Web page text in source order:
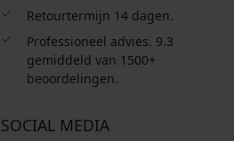
Retourtermijn 14 dagen.
Professioneel advies. 9.3
gemiddeld van 1500+
beoordelingen.
SOCIAL MEDIA